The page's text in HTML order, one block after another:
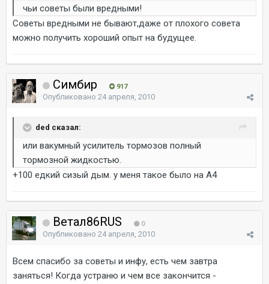
чьи советы были вредными!
Советы вредными не бывают,даже от плохого совета
можно получить хороший опыт на будущее.
Симбир 917
Опубликовано 24 апреля, 2010
ded сказал:
или вакумный усилитель тормозов полный
тормозной жидкостью.
+100 едкий сизый дым. у меня такое было на А4
Ветал86RUS 0
Опубликовано 24 апреля, 2010
Всем спасибо за советы и инфу, есть чем завтра
заняться! Когда устраню и чем все закончится -